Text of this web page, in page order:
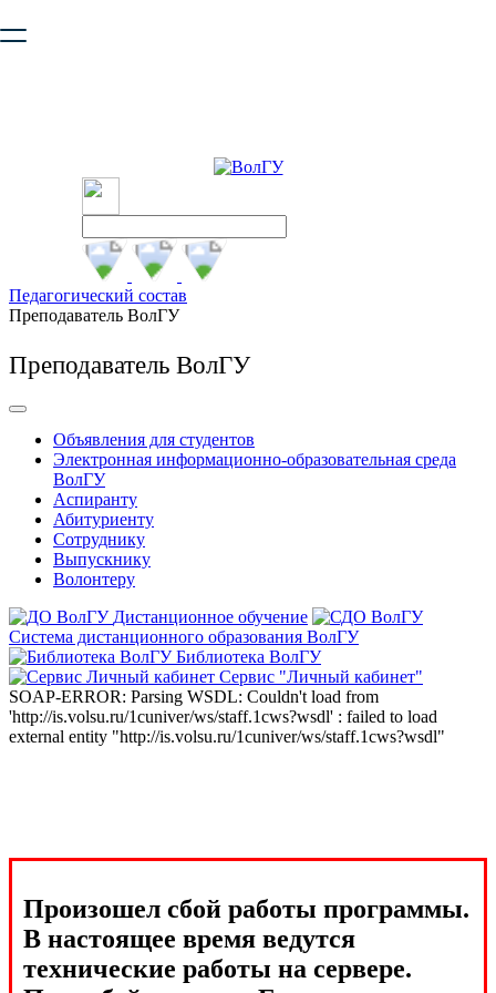
безопасную работу с сайтом. Пожалуйста
Педагогический состав
Преподаватель ВолГУ
Преподаватель ВолГУ
Объявления для студентов
Электронная информационно-образовательная среда
ВолГУ
Аспиранту
Абитуриенту
Сотруднику
Выпускнику
Волонтеру
Дистанционное обучение
Система дистанционного образования ВолГУ
Библиотека ВолГУ
Сервис "Личный кабинет"
SOAP-ERROR: Parsing WSDL: Couldn't load from
'http://is.volsu.ru/1cuniver/ws/staff.1cws?wsdl' : failed to load
external entity "http://is.volsu.ru/1cuniver/ws/staff.1cws?wsdl"
Произошел сбой работы программы.
В настоящее время ведутся
технические работы на сервере.